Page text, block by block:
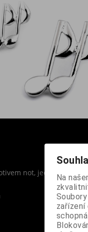
not,
Na
zařízení